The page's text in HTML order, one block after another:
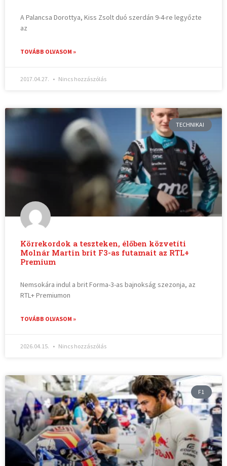
A Palancsa Dorottya, Kiss Zsolt duó szerdán 9-4-re legyőzte
az
TOVÁBB OLVASOM »
2017.04.27. Nincs hozzászólás
TECHNIKAI
Körrekordok a teszteken, élőben közvetíti
Molnár Martin brit F3-as futamait az RTL+
Premium
Nemsokára indul a brit Forma-3-as bajnokság szezonja, az
RTL+ Premiumon
TOVÁBB OLVASOM »
2026.04.15. Nincs hozzászólás
F1